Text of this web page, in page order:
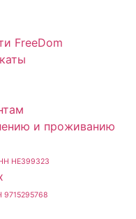
FreeDom
и проживанию
HE399323